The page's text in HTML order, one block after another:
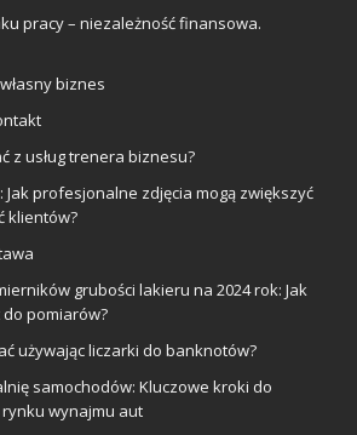
pracy – niezależność finansowa.
biznes
z usług trenera biznesu?
profesjonalne zdjęcia mogą zwiększyć
klientów?
grubości lakieru na 2024 rok: Jak
pomiarów?
używając liczarki do banknotów?
samochodów: Kluczowe kroki do
wynajmu aut